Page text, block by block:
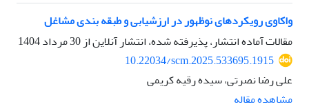
واکاوی رویکردهای نوظهور در ارزشیابی و طبقه بندی مشاغل
مقالات آماده انتشار، پذیرفته شده، انتشار آنلاین از30 مرداد 1404
10.22034/scm.2025.533695.1915
علی رضا نصرتی، سیده رقیه کریمی
مشاهده مقاله